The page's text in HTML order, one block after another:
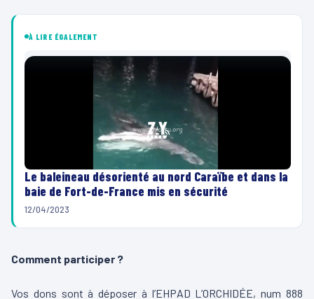
À LIRE ÉGALEMENT
Le baleineau désorienté au nord Caraïbe et dans la
baie de Fort-de-France mis en sécurité
12/04/2023
Comment participer ?
Vos dons sont à déposer à l’EHPAD L’ORCHIDÉE, num 888